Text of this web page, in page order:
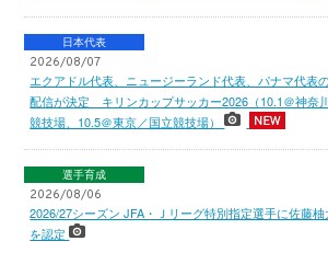
日本代表
2026/08/07
エクアドル代表、ニュージーランド代表、パナマ代表
配信が決定 キリンカップサッカー2026（10.1＠神奈
競技場、10.5＠東京／国立競技場）
選手育成
2026/08/06
2026/27シーズン JFA・Ｊリーグ特別指定選手に佐藤柚
を認定